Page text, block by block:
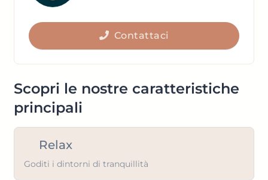
Scopri le nostre caratteristiche
principali
Relax
Goditi i dintorni di tranquillità
to
get
keyboard
shortcuts
for
changing
dates.
to
get
the
keyboard
shortcuts
for
dates.
Contattaci